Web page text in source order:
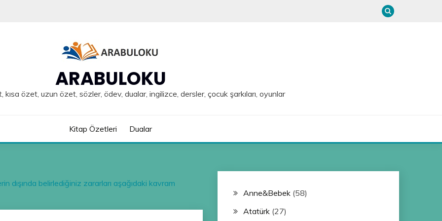
ARABULOKU
özet, uzun özet, sözler, ödev, dualar, ingilizce, dersler, çocuk şarkıları, oyunlar
Kitap Özetleri Dualar
dışında belirlediğiniz zararları aşağıdaki kavram
Anne&Bebek(58)
Atatürk(27)